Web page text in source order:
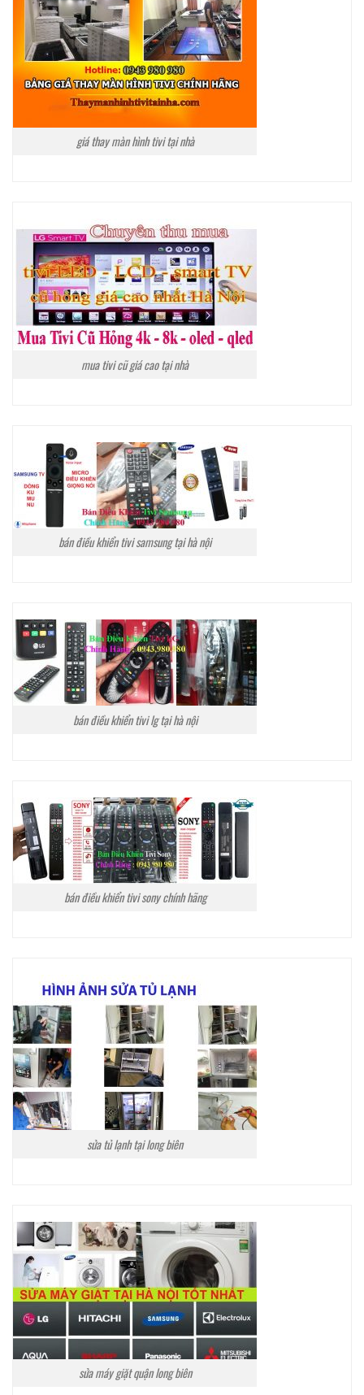
giá thay màn hình tivi tại nhà
mua tivi cũ giá cao tại nhà
bán điều khiển tivi samsung tại hà nội
bán điều khiển tivi lg tại hà nội
bán điều khiển tivi sony chính hãng
sửa tủ lạnh tại long biên
sửa máy giặt quận long biên